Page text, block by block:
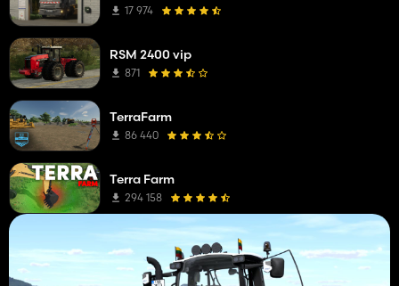
17 974
RSM 2400 vip
871
TerraFarm
86 440
Terra Farm
294 158